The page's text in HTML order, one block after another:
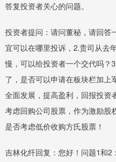
答复投资者关心的问题。
投资者提问：请问董秘，请回答
宜可以在哪里投诉，2.贵司从去
慢，可以给投资者一个交代吗？
了，是否可以申请在板块栏加上
全面发展，提高盈利，回报投资
考虑回购公司股票，作为激励股
是否考虑低价收购方氏股票！
吉林化纤回复：您好！问题1和